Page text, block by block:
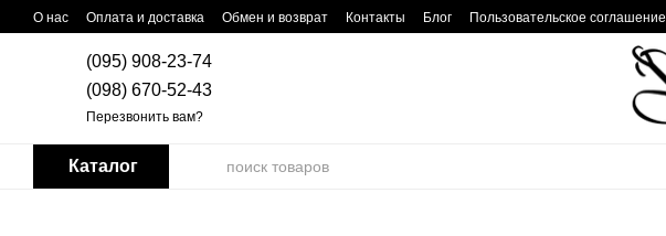
Перейти к основному контенту
О нас Оплата и доставка Обмен и возврат Контакты Блог Пользовательское соглашение
(095) 908-23-74
(098) 670-52-43
Перезвонить вам?
Каталог